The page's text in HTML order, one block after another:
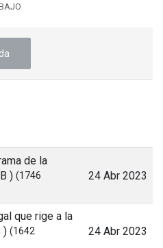
de la
) (1746
24 Abr 2023
que rige a la
) (1642
24 Abr 2023